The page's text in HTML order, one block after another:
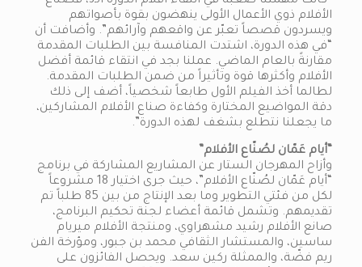
الأفلام ذوي الأعمال الأولى ينهضون بقوة بأصواتهم
ويسردون قصصاً تعبّر عن واقعهم وآرائهم”. وأضافت أن
“في هذه الدورة، اشتدت المنافسة بين الطلبات المقدمة
مقارنةً بالعام الماضي. عملنا بجد في انتقاء قائمة أفضل
الأفلام وأكثرها قوة وتأثيراً من ضمن الطلبات المقدمة.
لطالما أخذ الفيلم الأول طابعاً شخصياً، أضف إلى ذلك
دقة المواضيع المختارة وكفاءة صناع الأفلام المشاركين،
ما يجعلنا نتطلع بشغف لهذه الدورة”.
“أيام عَمّان لصُنّاع الأفلام”
وأزاح المهرجان الستار عن المشاريع المشاركة في برنامج
“أيام عَمّان لصُنّاع الأفلام”، حيث جرى اختيار 18 مشروعاً
لكل من فئتي التطوير وما بعد الإنتاج من بين 85 طلباً تم
تقديمهم. وتشمل قائمة أعضاء لجنة تحكيم البرنامج،
صانع الأفلام رشيد مشهراوي، ومنتجة الأفلام ميريام
ساسين، والمستشار الثقافي محمد بن جبور، ومؤرخة الفن
ريم فضّة، والممثلة ركين سعد. ويحصل الفائزون على